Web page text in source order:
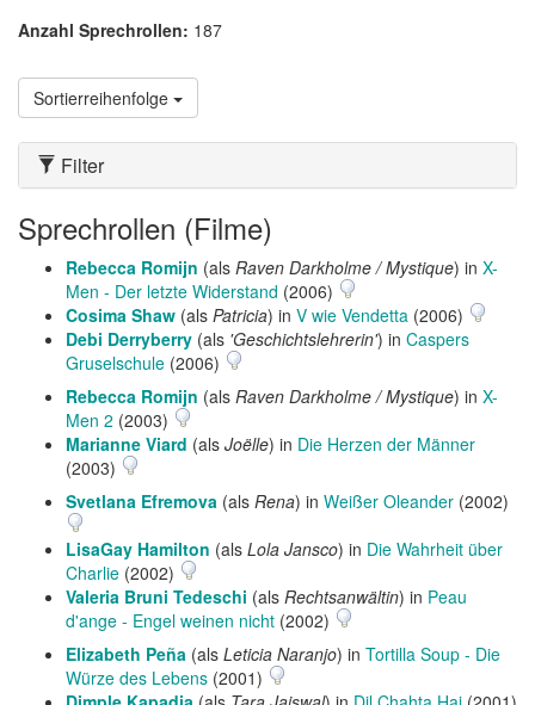
Anzahl Sprechrollen: 187
Sortierreihenfolge
Filter
Sprechrollen (Filme)
Rebecca Romijn (als Raven Darkholme / Mystique) in X-
Men - Der letzte Widerstand (2006)
Cosima Shaw (als Patricia) in V wie Vendetta (2006)
Debi Derryberry (als 'Geschichtslehrerin') in Caspers
Gruselschule (2006)
Rebecca Romijn (als Raven Darkholme / Mystique) in X-
Men 2 (2003)
Marianne Viard (als Joëlle) in Die Herzen der Männer
(2003)
Svetlana Efremova (als Rena) in Weißer Oleander (2002)
LisaGay Hamilton (als Lola Jansco) in Die Wahrheit über
Charlie (2002)
Valeria Bruni Tedeschi (als Rechtsanwältin) in Peau
d'ange - Engel weinen nicht (2002)
Elizabeth Peña (als Leticia Naranjo) in Tortilla Soup - Die
Würze des Lebens (2001)